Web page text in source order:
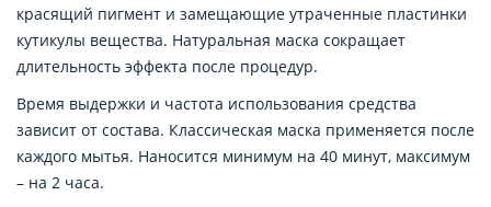
красящий пигмент и замещающие утраченные пластинки
кутикулы вещества. Натуральная маска сокращает
длительность эффекта после процедур.
Время выдержки и частота использования средства
зависит от состава. Классическая маска применяется после
каждого мытья. Наносится минимум на 40 минут, максимум
– на 2 часа.